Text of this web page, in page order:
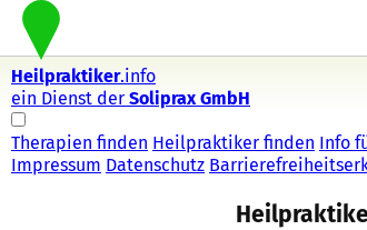
Heilpraktiker.info
ein Dienst der Soliprax GmbH
Therapien finden Heilpraktiker finden Info
Impressum Datenschutz